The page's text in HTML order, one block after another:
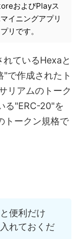
およびPlayス
イニングアプリ
リです。
ているHexaと
で作成されたト
リアムのトーク
る"ERC-20"を
トークン規格で
便利だけ
れておくだ